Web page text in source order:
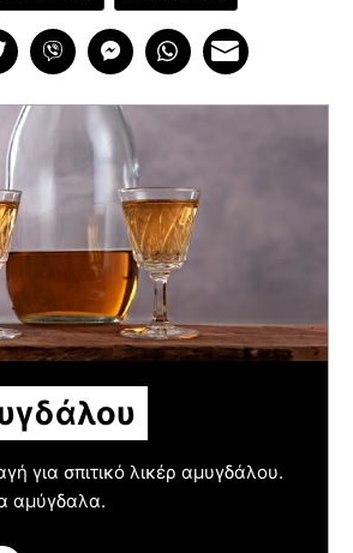
για σπιτικό λικέρ αμυγδάλου.
αμύγδαλα.